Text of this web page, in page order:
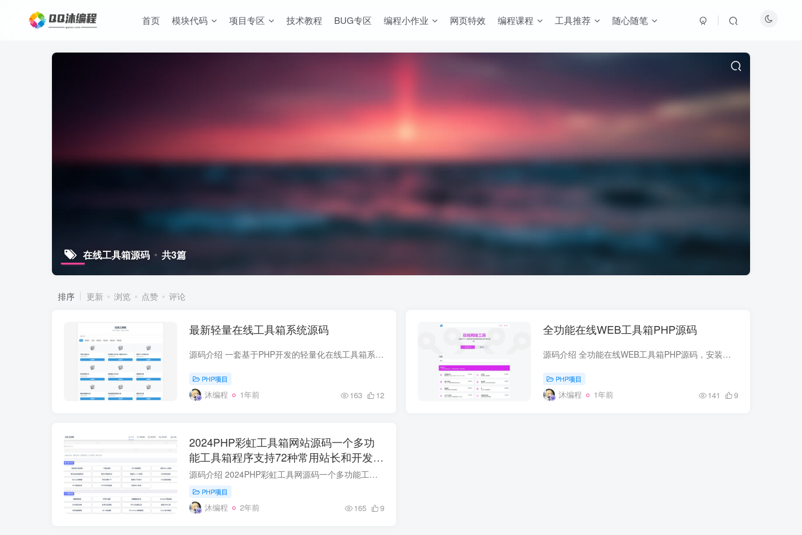
首页 模块代码 项目专区 技术教程 BUG专区 编程小作业 网页特效 编程课程 工具推荐 随心随笔
在线工具箱源码 共3篇
排序 更新 浏览 点赞 评论
最新轻量在线工具箱系统源码
源码介绍 一套基于PHP开发的轻量化在线工具箱系统源码，采用高效MVC架构，支持快速搭建多功能工具聚合平台。用户只需将源码上传至服务器，修改config/config.php文件配置数据库信息即可完成部署...
PHP项目
沐编程 1年前 163 12
全功能在线WEB工具箱PHP源码
源码介绍 全功能在线WEB工具箱PHP源码，安装方法 创建数据库 导入数据库 添加.htaccess规则 访问域名根据提示一一步步安装即可 更多好看的PHP代码可以搜索QQ沐编程，觉得有帮助的话...
PHP项目
沐编程 1年前 141 9
2024PHP彩虹工具箱网站源码一个多功
能工具箱程序支持72种常用站长和开发等
工具
源码介绍 2024PHP彩虹工具网源码一个多功能工具箱程序，支持72种常用站长和开发等工具 程序安装 PHP>=7.4 伪静态设置Thinkphp 设置/public为网站运行目录 访问你的域名/install进行安装即可 ...
PHP项目
沐编程 2年前 165 9